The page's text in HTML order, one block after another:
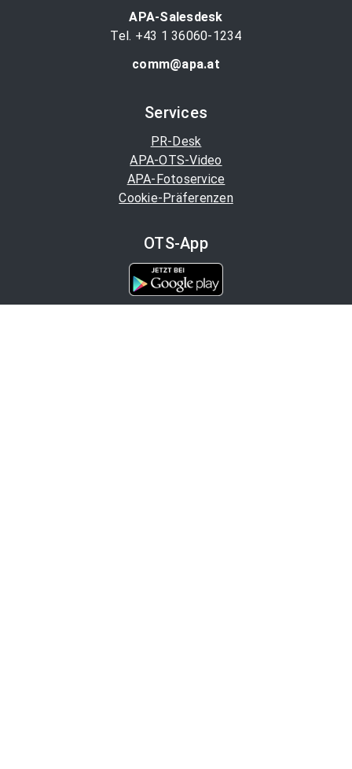
APA-Salesdesk
Tel. +43 1 36060-1234
comm@apa.at
Services
PR-Desk
APA-OTS-Video
APA-Fotoservice
Cookie-Präferenzen
OTS-App